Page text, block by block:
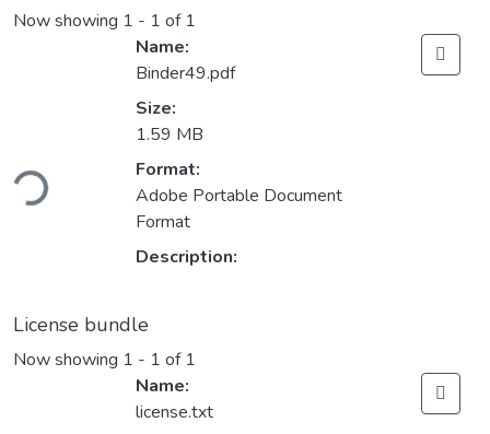
Now showing 1 - 1 of 1
Name:
Binder49.pdf
Size:
1.59 MB
Format:
Adobe Portable Document
Format
Description:
License bundle
Now showing 1 - 1 of 1
Name:
license.txt